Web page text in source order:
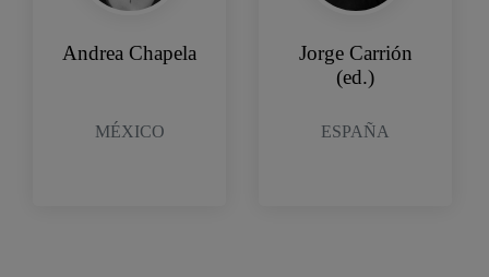
Andrea Chapela
MÉXICO
Jorge Carrión
(ed.)
ESPAÑA